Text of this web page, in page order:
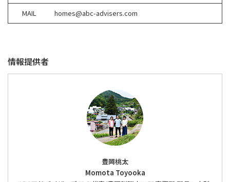
MAIL homes@abc-advisers.com
情報提供者
豊岡桃太
Momota Toyooka